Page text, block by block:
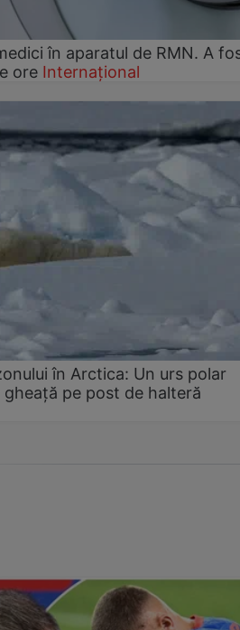
în aparatul de RMN. A
ore Internațional
în Arctica: Un urs polar
pe post de halteră